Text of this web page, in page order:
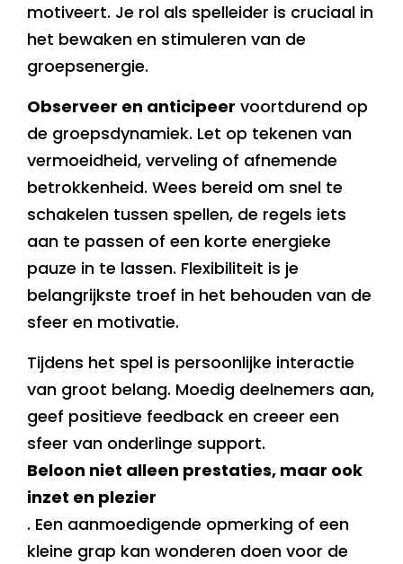
motiveert. Je rol als spelleider is cruciaal in
het bewaken en stimuleren van de
groepsenergie.
Observeer en anticipeer voortdurend op
de groepsdynamiek. Let op tekenen van
vermoeidheid, verveling of afnemende
betrokkenheid. Wees bereid om snel te
schakelen tussen spellen, de regels iets
aan te passen of een korte energieke
pauze in te lassen. Flexibiliteit is je
belangrijkste troef in het behouden van de
sfeer en motivatie.
Tijdens het spel is persoonlijke interactie
van groot belang. Moedig deelnemers aan,
geef positieve feedback en creeer een
sfeer van onderlinge support.
Beloon niet alleen prestaties, maar ook
inzet en plezier
. Een aanmoedigende opmerking of een
kleine grap kan wonderen doen voor de